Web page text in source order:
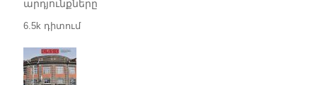
արդյունքները
6.5k դիտում